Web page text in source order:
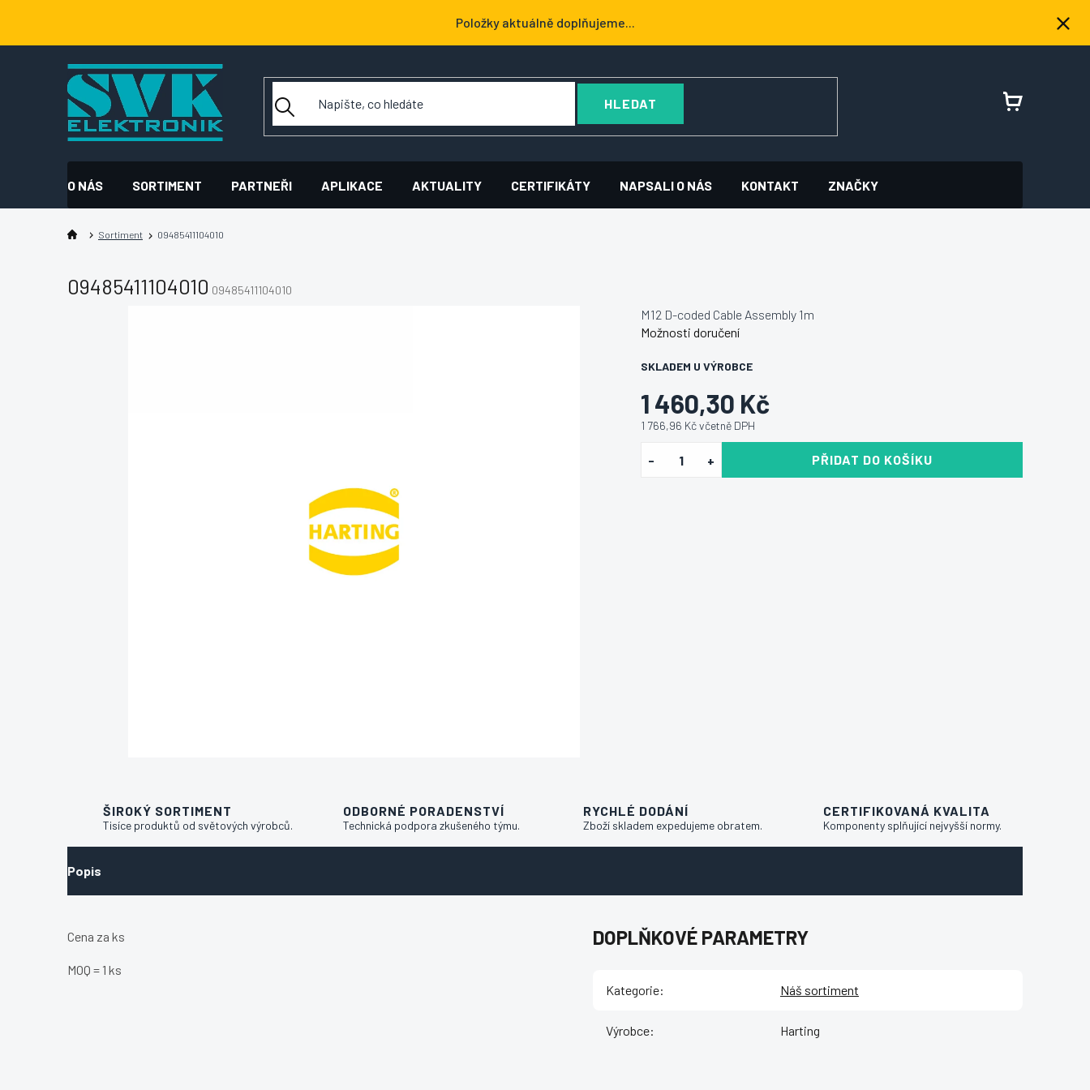
obsah
Položky aktuálně doplňujeme...
HLEDAT
NÁKUPNÍ
O NÁS SORTIMENT PARTNEŘI APLIKACE AKTUALITY CERTIFIKÁTY NAPSALI O NÁS KONTAKT ZNAČKY
Sortiment 09485411104010
09485411104010 09485411104010
1 460,30 Kč
1 766,96 Kč včetně DPH
SKLADEM U VÝROBCE
Možnosti doručení
PŘIDAT DO KOŠÍKU
M12 D-coded Cable Assembly 1m
ŠIROKÝ SORTIMENT
Tisíce produktů od světových výrobců.
ODBORNÉ PORADENSTVÍ
Technická podpora zkušeného týmu.
RYCHLÉ DODÁNÍ
Zboží skladem expedujeme obratem.
CERTIFIKOVANÁ KVALITA
Komponenty splňující nejvyšší normy.
Popis
Cena za ks
MOQ = 1 ks
DOPLŇKOVÉ PARAMETRY
Kategorie: Náš sortiment
Výrobce: Harting